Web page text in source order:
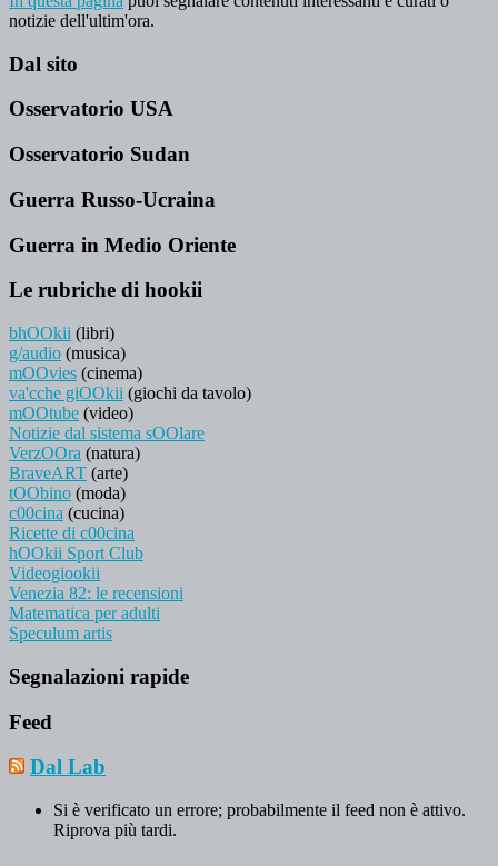
notizie dell'ultim'ora.
Dal sito
Osservatorio USA
Osservatorio Sudan
Guerra Russo-Ucraina
Guerra in Medio Oriente
Le rubriche di hookii
bhOOkii (libri)
g/audio (musica)
mOOvies (cinema)
va'cche giOOkii (giochi da tavolo)
mOOtube (video)
Notizie dal sistema sOOlare
VerzOOra (natura)
BraveART (arte)
tOObino (moda)
c00cina (cucina)
Ricette di c00cina
hOOkii Sport Club
Videogiookii
Venezia 82: le recensioni
Matematica per adulti
Speculum artis
Segnalazioni rapide
Feed
Dal Lab
Si è verificato un errore; probabilmente il feed non è attivo.
Riprova più tardi.